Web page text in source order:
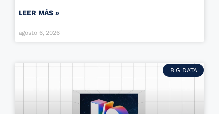
LEER MÁS »
agosto 6, 2026
BIG DATA